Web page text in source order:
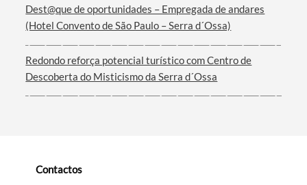
Categorias gerais
Dest@que de oportunidades – Empregada de andares
(Hotel Convento de São Paulo – Serra d´Ossa)
Redondo reforça potencial turístico com Centro de
Descoberta do Misticismo da Serra d´Ossa
Contactos